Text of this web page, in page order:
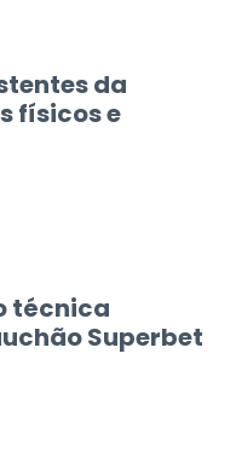
da
físicos e
técnica
Superbet